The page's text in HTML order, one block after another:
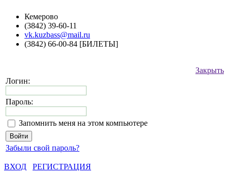
Кемерово
(3842) 39-60-11
vk.kuzbass@mail.ru
(3842) 66-00-84 [БИЛЕТЫ]
Закрыть
Логин:
Пароль:
Запомнить меня на этом компьютере
Забыли свой пароль?
ВХОД
РЕГИСТРАЦИЯ